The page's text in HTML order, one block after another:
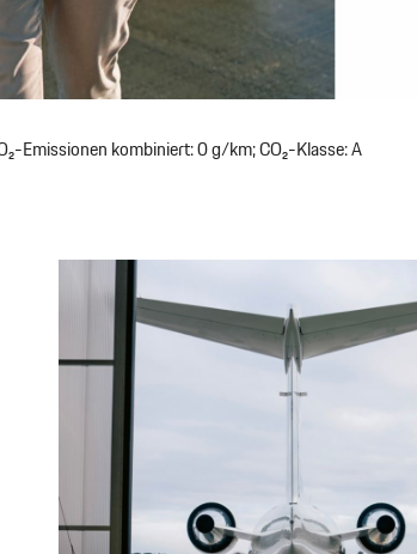
Emissionen kombiniert: 0 g/km; CO₂-Klasse: A